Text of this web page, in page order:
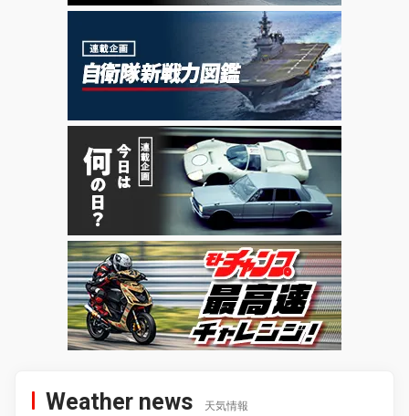
Weather news 天気情報